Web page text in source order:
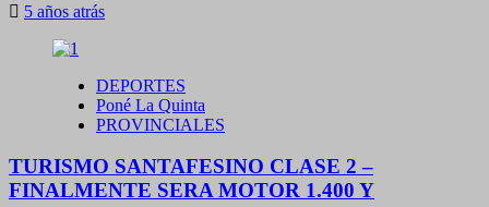
5 años atrás
DEPORTES
Poné La Quinta
PROVINCIALES
TURISMO SANTAFESINO CLASE 2 –
FINALMENTE SERA MOTOR 1.400 Y